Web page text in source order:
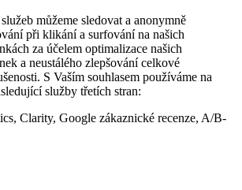
můžeme sledovat a anonymně
při klikání a surfování na našich
za účelem optimalizace našich
a neustálého zlepšování celkové
S Vaším souhlasem používáme na
služby třetích stran:
Clarity, Google zákaznické recenze, A/B-